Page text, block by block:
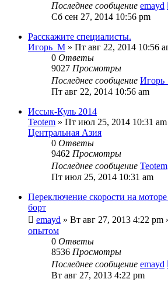
Последнее сообщение emayd
Сб сен 27, 2014 10:56 pm
Расскажите специалисты.
Игорь_М » Пт авг 22, 2014 10:56
0 Ответы
9027 Просмотры
Последнее сообщение
Пт авг 22, 2014 10:56 am
Иссык-Куль 2014
Teotem » Пт июл 25, 2014 10:31
Центральная Азия
0 Ответы
9462 Просмотры
Последнее сообщение Teotem
Пт июл 25, 2014 10:31 am
Переключение скорости на моторе
борт
emayd » Вт авг 27, 2013 4:22 pm
опытом
0 Ответы
8536 Просмотры
Последнее сообщение emayd
Вт авг 27, 2013 4:22 pm